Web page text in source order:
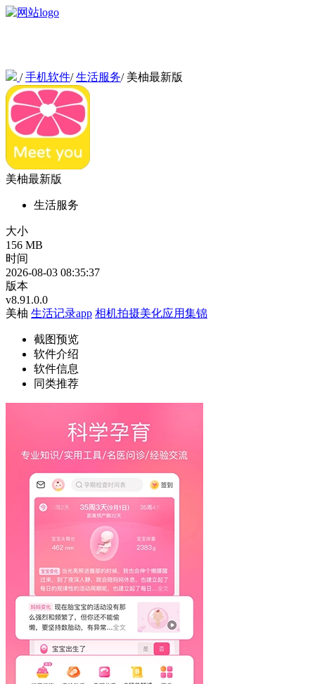
/手机软件/生活服务/ 美柚最新版
美柚最新版
生活服务
大小
156 MB
时间
2026-08-03 08:35:37
版本
v8.91.0.0
美柚 生活记录app 相机拍摄美化应用集锦
截图预览
软件介绍
软件信息
同类推荐